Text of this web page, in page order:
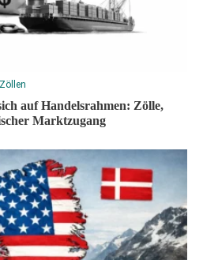
Zöllen
auf Handelsrahmen: Zölle,
Marktzugang